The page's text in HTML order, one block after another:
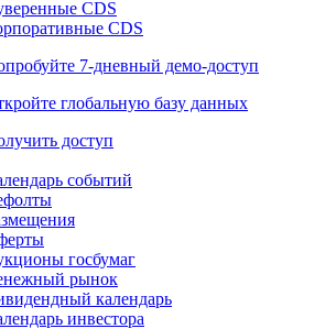
CDS
CDS
7-дневный демо-доступ
глобальную базу данных
доступ
событий
госбумаг
рынок
календарь
инвестора